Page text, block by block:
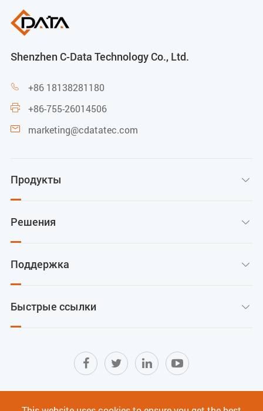
Рабочая температура
10% ~ 90% (без конденсации)
Shenzhen C-Data Technology Co., Ltd.
 +86 18138281180
 +86-755-26014506
 marketing@cdatatec.com
Продукты 
Решения 
Поддержка 
Быстрые ссылки 
Карта сайта Условия использования